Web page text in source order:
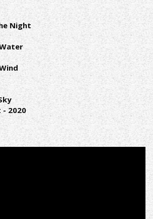
Night
- 2020